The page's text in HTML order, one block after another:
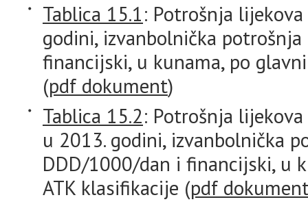
Tablica 15.1: Potrošnja
godini, izvanbolnička
financijski, u kunama, po
(pdf dokument)
Tablica 15.2: Potrošnja
u 2013. godini, izvanbolnička
DDD/1000/dan i financijski, u
ATK klasifikacije (pdf